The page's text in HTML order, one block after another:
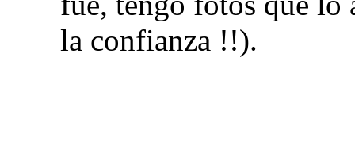
la confianza !!).